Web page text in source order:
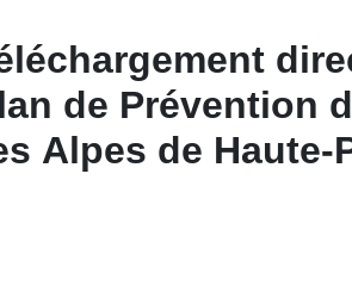
de Prévention
IF des Alpes de